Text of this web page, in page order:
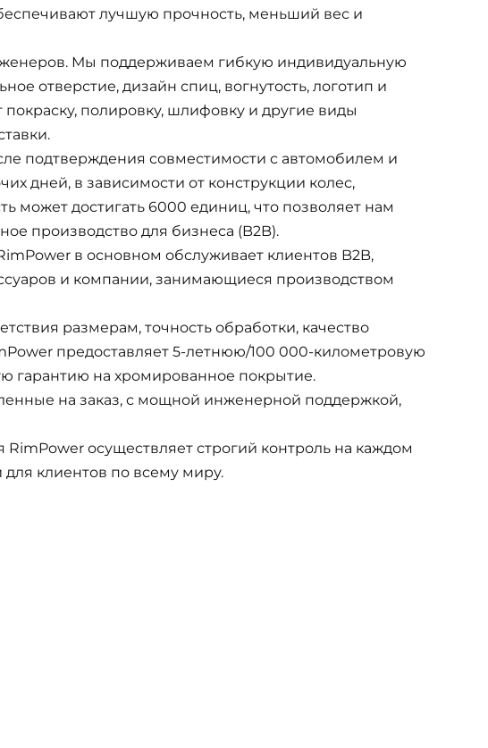
лучшую прочность, меньший вес и
Мы поддерживаем гибкую индивидуальную
отверстие, дизайн спиц, вогнутость, логотип и
полировку, шлифовку и другие виды
подтверждения совместимости с автомобилем и
дней, в зависимости от конструкции колес,
может достигать 6000 единиц, что позволяет нам
производство для бизнеса (B2B).
в основном обслуживает клиентов B2B,
и компании, занимающиеся производством
размерам, точность обработки, качество
предоставляет 5-летнюю/100 000-километровую
гарантию на хромированное покрытие.
на заказ, с мощной инженерной поддержкой,
осуществляет строгий контроль на каждом
клиентов по всему миру.